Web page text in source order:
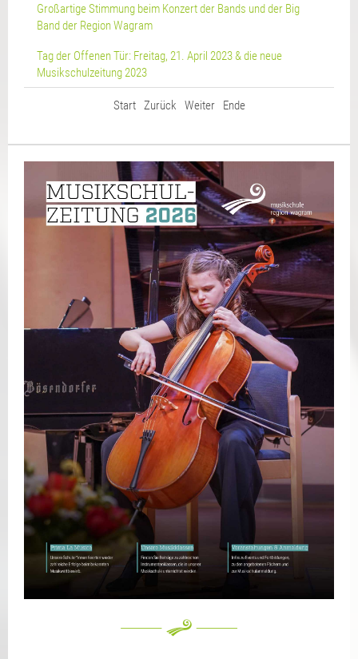
Großartige Stimmung beim Konzert der Bands und der Big
Band der Region Wagram
Tag der Offenen Tür: Freitag, 21. April 2023 & die neue
Musikschulzeitung 2023
Start Zurück Weiter Ende